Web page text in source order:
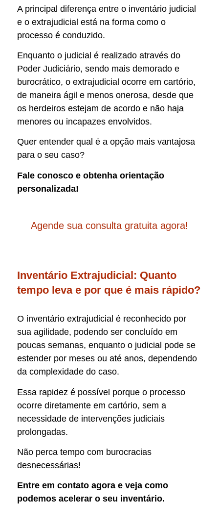
A principal diferença entre o inventário judicial
e o extrajudicial está na forma como o
processo é conduzido.
Enquanto o judicial é realizado através do
Poder Judiciário, sendo mais demorado e
burocrático, o extrajudicial ocorre em cartório,
de maneira ágil e menos onerosa, desde que
os herdeiros estejam de acordo e não haja
menores ou incapazes envolvidos.
Quer entender qual é a opção mais vantajosa
para o seu caso?
Fale conosco e obtenha orientação
personalizada!
Agende sua consulta gratuita agora!
Inventário Extrajudicial: Quanto
tempo leva e por que é mais rápido?
O inventário extrajudicial é reconhecido por
sua agilidade, podendo ser concluído em
poucas semanas, enquanto o judicial pode se
estender por meses ou até anos, dependendo
da complexidade do caso.
Essa rapidez é possível porque o processo
ocorre diretamente em cartório, sem a
necessidade de intervenções judiciais
prolongadas.
Não perca tempo com burocracias
desnecessárias!
Entre em contato agora e veja como
podemos acelerar o seu inventário.